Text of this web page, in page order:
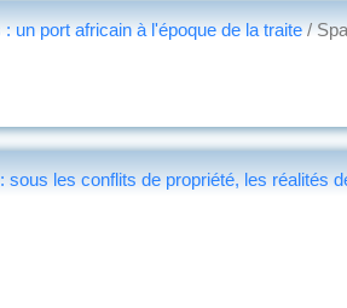
un port africain à l'époque de la traite/
sous les conflits de propriété, les réalités